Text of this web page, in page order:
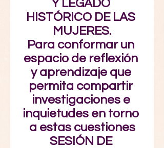
Y LEGADO
HISTÓRICO DE LAS
MUJERES.
Para conformar un
espacio de reflexión
y aprendizaje que
permita compartir
investigaciones e
inquietudes en torno
a estas cuestiones
SESIÓN DE